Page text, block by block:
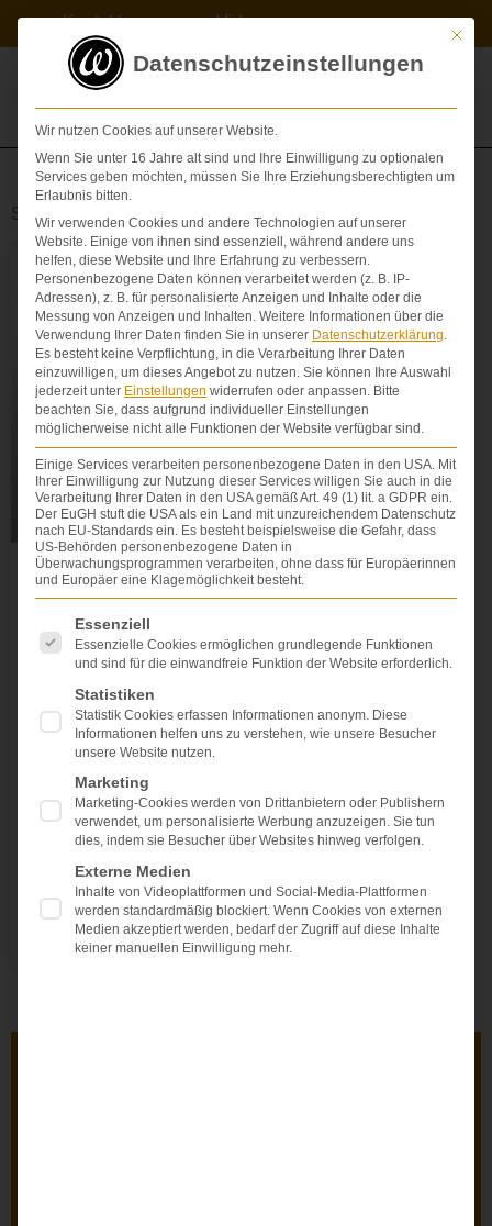
springen
Kontakt Videos
Schlagwort: Vergleich
ABFINDUNGSVERGLEICH
Uneingeschränkte Ersatzpflicht für
Zukunftsschäden
Einen durch einen Verkehrsunfall oder einen
Behandlungsfehler Geschädigter hat Anspruch auf
Ersatz seiner zukünftigen Schäden. Es besteht aber
die Gefahr, dass Verjährung eintritt und solche
Schäden nicht mehr geltend gemacht werden können.
Das gilt es zu verhindern. Zu diesem Zwecke muss
der Haftpflichtversicherer den Anspruch entweder in
einer Weise anerkennen
WEITERLESEN »
Dr. Dr. Lovis Wambach
Mit
Datenschutzeinstellungen
Wir nutzen Cookies auf unserer Website.
Wenn Sie unter 16 Jahre alt sind und Ihre Einwilligung zu optionalen
Services geben möchten, müssen Sie Ihre Erziehungsberechtigten um
Erlaubnis bitten.
Wir verwenden Cookies und andere Technologien auf unserer
Website. Einige von ihnen sind essenziell, während andere uns
helfen, diese Website und Ihre Erfahrung zu verbessern.
Personenbezogene Daten können verarbeitet werden (z. B. IP-
Adressen), z. B. für personalisierte Anzeigen und Inhalte oder die
Messung von Anzeigen und Inhalten. Weitere Informationen über die
Verwendung Ihrer Daten finden Sie in unserer Datenschutzerklärung.
Es besteht keine Verpflichtung, in die Verarbeitung Ihrer Daten
einzuwilligen, um dieses Angebot zu nutzen. Sie können Ihre Auswahl
jederzeit unter Einstellungen widerrufen oder anpassen. Bitte
beachten Sie, dass aufgrund individueller Einstellungen
möglicherweise nicht alle Funktionen der Website verfügbar sind.
Einige Services verarbeiten personenbezogene Daten in den USA. Mit
Ihrer Einwilligung zur Nutzung dieser Services willigen Sie auch in die
Verarbeitung Ihrer Daten in den USA gemäß Art. 49 (1) lit. a GDPR ein.
Der EuGH stuft die USA als ein Land mit unzureichendem Datenschutz
nach EU-Standards ein. Es besteht beispielsweise die Gefahr, dass
US-Behörden personenbezogene Daten in
Überwachungsprogrammen verarbeiten, ohne dass für Europäerinnen
und Europäer eine Klagemöglichkeit besteht.
Es folgt eine Liste der Service-Gruppen, für die eine
Essenziell
Essenzielle Cookies ermöglichen grundlegende Funktionen
und sind für die einwandfreie Funktion der Website erforderlich.
Statistiken
Statistik Cookies erfassen Informationen anonym. Diese
Informationen helfen uns zu verstehen, wie unsere Besucher
unsere Website nutzen.
Marketing
Marketing-Cookies werden von Drittanbietern oder Publishern
verwendet, um personalisierte Werbung anzuzeigen. Sie tun
dies, indem sie Besucher über Websites hinweg verfolgen.
Externe Medien
Inhalte von Videoplattformen und Social-Media-Plattformen
werden standardmäßig blockiert. Wenn Cookies von externen
Medien akzeptiert werden, bedarf der Zugriff auf diese Inhalte
keiner manuellen Einwilligung mehr.